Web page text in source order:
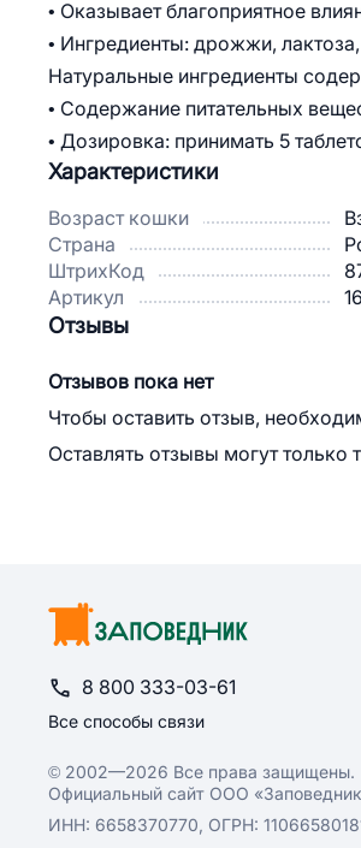
• Оказывает благоприятное
• Ингредиенты: дрожжи,
Натуральные ингредиенты
• Содержание питательных
• Дозировка: принимать 5
Характеристики
Возраст кошки
Страна
ШтрихКод
Артикул
Отзывы
Отзывов пока нет
Чтобы оставить отзыв,
Оставлять отзывы могут только
8 800 333-03-61
Все способы связи
© 2002—2026 Все права защищены.
Официальный сайт ООО
ИНН: 6658370770, ОГРН: